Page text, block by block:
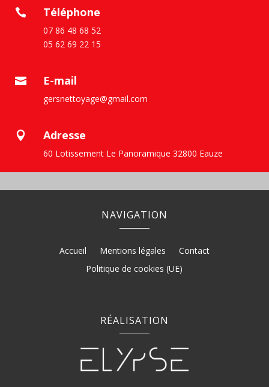
 Téléphone
07 86 48 68 52
05 62 69 22 15
 E-mail
gersnettoyage@gmail.com
 Adresse
60 Lotissement Le Panoramique 32800 Eauze
NAVIGATION
Accueil Mentions légales
Contact
Politique de cookies (UE)
RÉALISATION